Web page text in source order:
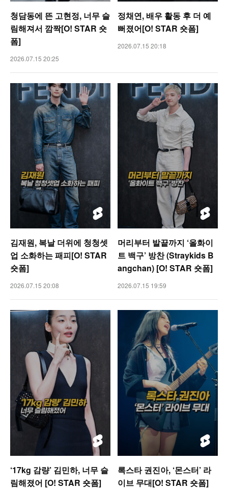
청담동에 뜬 고현정, 너무 슬
림해져서 깜짝[O! STAR 숏
폼]
2026.07.15 20:25
정채연, 배우 활동 후 더 예
뻐졌어[O! STAR 숏폼]
2026.07.15 20:18
김재원, 복날 더위에 청청셋
업 소화하는 패피[O! STAR
숏폼]
2026.07.15 20:08
머리부터 발끝까지 ‘올화이
트 백구’ 방찬 (Straykids B
angchan) [O! STAR 숏폼]
2026.07.15 19:59
‘17kg 감량’ 김민하, 너무 슬
림해졌어 [O! STAR 숏폼]
록스타 권진아, ‘몬스터’ 라
이브 무대[O! STAR 숏폼]